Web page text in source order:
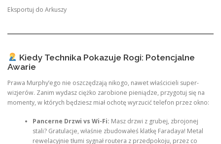
Eksportuj do Arkuszy
Kiedy Technika Pokazuje Rogi: Potencjalne
Awarie
Prawa Murphy’ego nie oszczędzają nikogo, nawet właścicieli super-
wizjerów. Zanim wydasz ciężko zarobione pieniądze, przygotuj się na
momenty, w których będziesz miał ochotę wyrzucić telefon przez okno:
Pancerne Drzwi vs Wi-Fi: Masz drzwi z grubej, zbrojonej
stali? Gratulacje, właśnie zbudowałeś klatkę Faradaya! Metal
rewelacyjnie tłumi sygnał routera z przedpokoju, przez co